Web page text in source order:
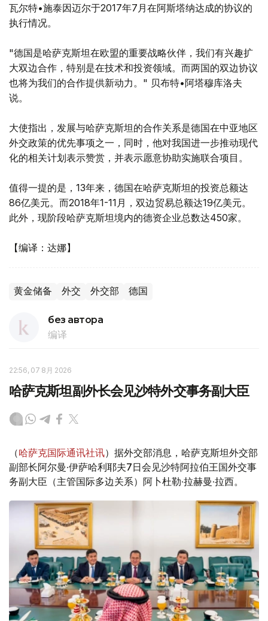
瓦尔特•施泰因迈尔于2017年7月在阿斯塔纳达成的协议的
执行情况。
"德国是哈萨克斯坦在欧盟的重要战略伙伴，我们有兴趣扩
大双边合作，特别是在技术和投资领域。而两国的双边协议
也将为我们的合作提供新动力。" 贝布特•阿塔穆库洛夫
说。
大使指出，发展与哈萨克斯坦的合作关系是德国在中亚地区
外交政策的优先事项之一，同时，他对我国进一步推动现代
化的相关计划表示赞赏，并表示愿意协助实施联合项目。
值得一提的是，13年来，德国在哈萨克斯坦的投资总额达
86亿美元。而2018年1-11月，双边贸易总额达19亿美元。
此外，现阶段哈萨克斯坦境内的德资企业总数达450家。
【编译：达娜】
黄金储备 外交 外交部 德国
без автора
编译
22:56, 07 8月 2026
哈萨克斯坦副外长会见沙特外交事务副大臣
（哈萨克国际通讯社讯）据外交部消息，哈萨克斯坦外交部
副部长阿尔曼·伊萨哈利耶夫7日会见沙特阿拉伯王国外交事
务副大臣（主管国际多边关系）阿卜杜勒·拉赫曼·拉西。